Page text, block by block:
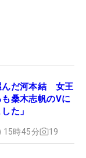
んだ河本結 女王
桑木志帆のVに
た」
15時45分 19